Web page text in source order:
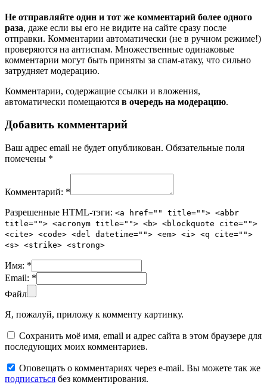
Не отправляйте один и тот же комментарий более одного
раза, даже если вы его не видите на сайте сразу после
отправки. Комментарии автоматически (не в ручном режиме!)
проверяются на антиспам. Множественные одинаковые
комментарии могут быть приняты за спам-атаку, что сильно
затрудняет модерацию.
Комментарии, содержащие ссылки и вложения,
автоматически помещаются в очередь на модерацию.
Добавить комментарий
Ваш адрес email не будет опубликован. Обязательные поля
помечены *
Комментарий: *
Разрешенные HTML-тэги: <a href="" title=""> <abbr
title=""> <acronym title=""> <b> <blockquote cite="">
<cite> <code> <del datetime=""> <em> <i> <q cite="">
<s> <strike> <strong>
Имя: *
Email: *
Файл
Я, пожалуй, приложу к комменту картинку.
Сохранить моё имя, email и адрес сайта в этом браузере для
последующих моих комментариев.
Оповещать о комментариях через e-mail. Вы можете так же
подписаться без комментирования.